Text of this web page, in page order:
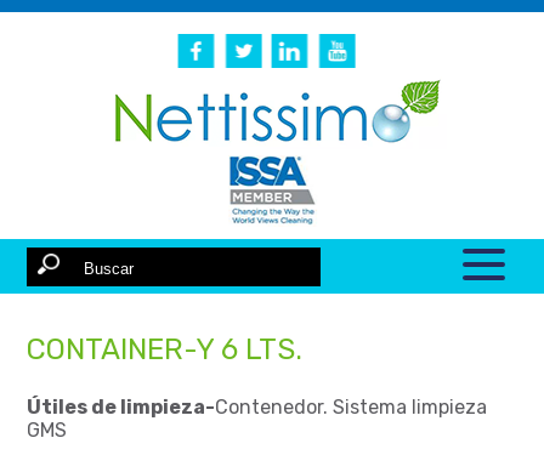
CONTAINER-Y 6 LTS.
Útiles de limpieza-Contenedor. Sistema limpieza
GMS